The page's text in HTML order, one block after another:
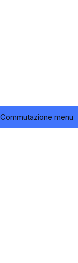
Commutazione menu